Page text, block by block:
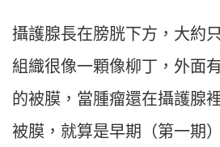
攝護腺長在膀胱下方，大約
組織很像一顆像柳丁，外面
的被膜，當腫瘤還在攝護腺
被膜，就算是早期（第一期